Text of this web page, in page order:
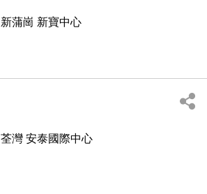
新蒲崗 新寶中心
荃灣 安泰國際中心